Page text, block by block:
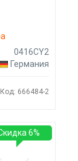
0416CY2
Германия
Код: 666484-2
6%